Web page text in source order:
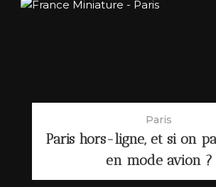
Paris
Paris hors-ligne, et si on
en mode avion ?